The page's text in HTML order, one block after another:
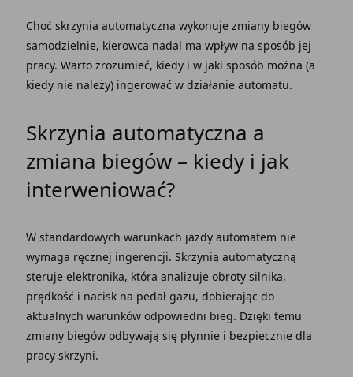
Choć skrzynia automatyczna wykonuje zmiany biegów
samodzielnie, kierowca nadal ma wpływ na sposób jej
pracy. Warto zrozumieć, kiedy i w jaki sposób można (a
kiedy nie należy) ingerować w działanie automatu.
Skrzynia automatyczna a
zmiana biegów – kiedy i jak
interweniować?
W standardowych warunkach jazdy automatem nie
wymaga ręcznej ingerencji. Skrzynią automatyczną
steruje elektronika, która analizuje obroty silnika,
prędkość i nacisk na pedał gazu, dobierając do
aktualnych warunków odpowiedni bieg. Dzięki temu
zmiany biegów odbywają się płynnie i bezpiecznie dla
pracy skrzyni.